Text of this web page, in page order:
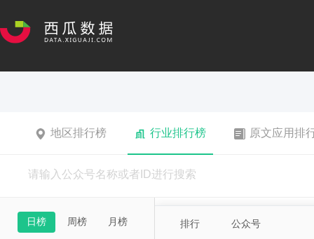
地区排行榜 行业排行榜 原文应用排
日榜 周榜 月榜 排行 公众号